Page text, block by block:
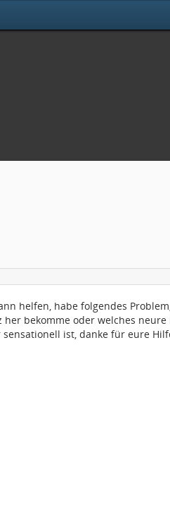
helfen, habe folgendes
her bekomme oder welches
sensationell ist, danke für eure